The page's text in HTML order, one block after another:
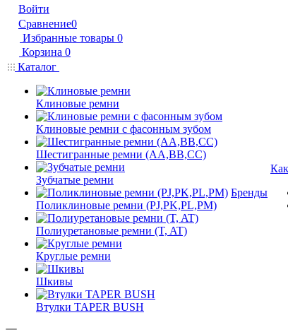
Войти
Сравнение0
Избранные товары 0
Корзина 0
Каталог
Клиновые ремни
Клиновые ремни с фасонным зубом
Шестигранные ремни (AA,BB,CC)
Зубчатые ремни
Поликлиновые ремни (PJ,PK,PL,PM)
Полиуретановые ремни (T, AT)
Круглые ремни
Шкивы
Втулки TAPER BUSH
Бренды